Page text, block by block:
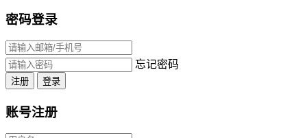
密码登录
忘记密码
注册 登录
账号注册